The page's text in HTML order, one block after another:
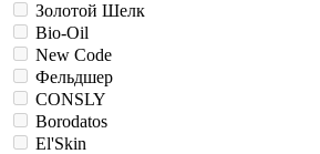
Золотой Шелк
Bio-Oil
New Code
Фельдшер
CONSLY
Borodatos
El'Skin